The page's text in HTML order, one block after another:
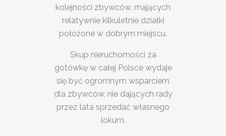
kolejności zbywców, mających
relatywnie kilkuletnie działki
położone w dobrym miejscu.
Skup nieruchomości za
gotówkę w całej Polsce wydaje
się być ogromnym wsparciem
dla zbywców, nie dających rady
przez lata sprzedać własnego
lokum.